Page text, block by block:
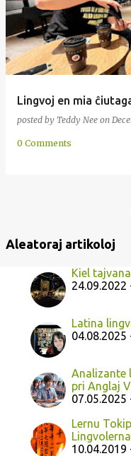
Lingvoj en mia
posted by Teddy Nee on
0 Comments
Aleatoraj artikoloj
Kiel
Latina
Analizante
pri Anglaj
Lernu